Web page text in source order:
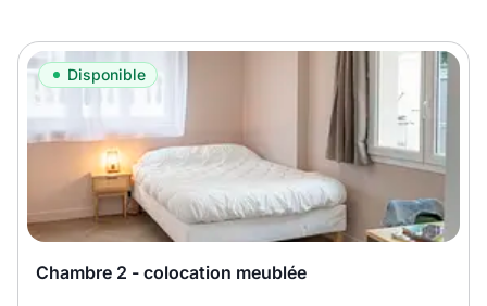
Meublé ?
Meublé Non meublé
Montant du loyer
€
Disponible
Chambre 2 - colocation meublée